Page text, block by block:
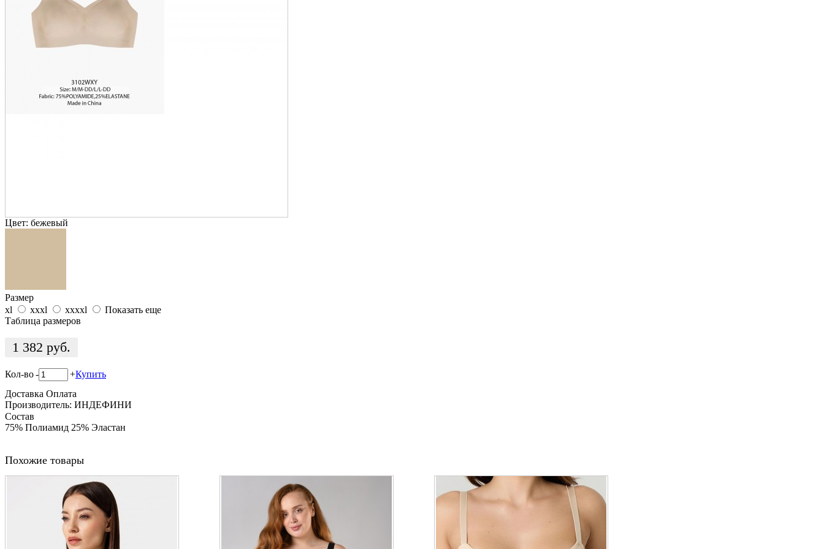
Цвет: бежевый
Размер
xl
xxxl xxxxl
Показать еще
Таблица размеров
1 382 руб.
Кол-во- +Купить
Доставка Оплата
Производитель: ИНДЕФИНИ
Состав
75% Полиамид 25% Эластан
Похожие товары